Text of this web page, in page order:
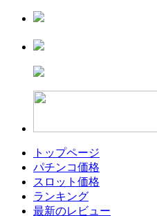
トップページ
パチンコ価格
スロット価格
ランキング
最新のレビュー